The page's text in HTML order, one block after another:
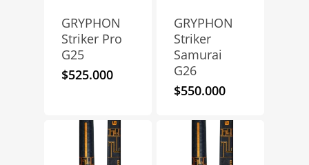
GRYPHON
Striker Pro
G25
$525.000
GRYPHON
Striker
Samurai
G26
$550.000